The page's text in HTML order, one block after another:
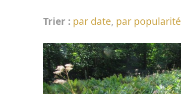
Trier : par date, par popularité